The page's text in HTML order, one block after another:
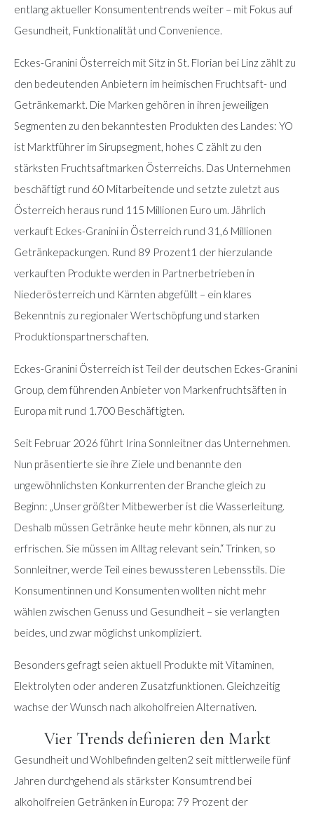
entlang aktueller Konsumententrends weiter – mit Fokus auf
Gesundheit, Funktionalität und Convenience.
Eckes-Granini Österreich mit Sitz in St. Florian bei Linz zählt zu
den bedeutenden Anbietern im heimischen Fruchtsaft- und
Getränkemarkt. Die Marken gehören in ihren jeweiligen
Segmenten zu den bekanntesten Produkten des Landes: YO
ist Marktführer im Sirupsegment, hohes C zählt zu den
stärksten Fruchtsaftmarken Österreichs. Das Unternehmen
beschäftigt rund 60 Mitarbeitende und setzte zuletzt aus
Österreich heraus rund 115 Millionen Euro um. Jährlich
verkauft Eckes-Granini in Österreich rund 31,6 Millionen
Getränkepackungen. Rund 89 Prozent1 der hierzulande
verkauften Produkte werden in Partnerbetrieben in
Niederösterreich und Kärnten abgefüllt – ein klares
Bekenntnis zu regionaler Wertschöpfung und starken
Produktionspartnerschaften.
Eckes-Granini Österreich ist Teil der deutschen Eckes-Granini
Group, dem führenden Anbieter von Markenfruchtsäften in
Europa mit rund 1.700 Beschäftigten.
Seit Februar 2026 führt Irina Sonnleitner das Unternehmen.
Nun präsentierte sie ihre Ziele und benannte den
ungewöhnlichsten Konkurrenten der Branche gleich zu
Beginn: „Unser größter Mitbewerber ist die Wasserleitung.
Deshalb müssen Getränke heute mehr können, als nur zu
erfrischen. Sie müssen im Alltag relevant sein.“ Trinken, so
Sonnleitner, werde Teil eines bewussteren Lebensstils. Die
Konsumentinnen und Konsumenten wollten nicht mehr
wählen zwischen Genuss und Gesundheit – sie verlangten
beides, und zwar möglichst unkompliziert.
Besonders gefragt seien aktuell Produkte mit Vitaminen,
Elektrolyten oder anderen Zusatzfunktionen. Gleichzeitig
wachse der Wunsch nach alkoholfreien Alternativen.
Vier Trends definieren den Markt
Gesundheit und Wohlbefinden gelten2 seit mittlerweile fünf
Jahren durchgehend als stärkster Konsumtrend bei
alkoholfreien Getränken in Europa: 79 Prozent der